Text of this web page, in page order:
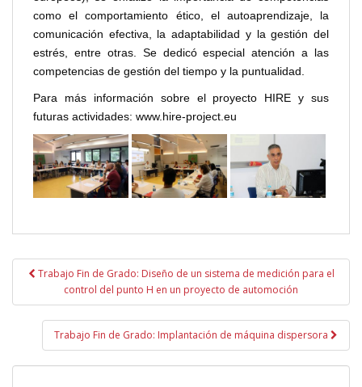
como el comportamiento ético, el autoaprendizaje, la
comunicación efectiva, la adaptabilidad y la gestión del
estrés, entre otras. Se dedicó especial atención a las
competencias de gestión del tiempo y la puntualidad.
Para más información sobre el proyecto HIRE y sus
futuras actividades: www.hire-project.eu
Navegación
entradas
Trabajo Fin de Grado: Diseño de un sistema de medición para el
control del punto H en un proyecto de automoción
Trabajo Fin de Grado: Implantación de máquina dispersora